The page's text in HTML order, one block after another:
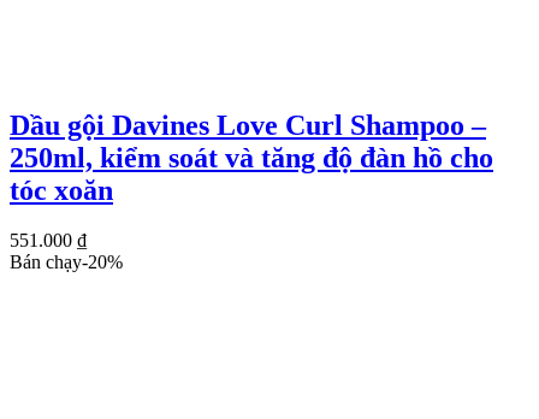
Dầu gội Davines Love Curl Shampoo –
250ml, kiểm soát và tăng độ đàn hồ cho
tóc xoăn
551.000 ₫
Bán chạy-20%